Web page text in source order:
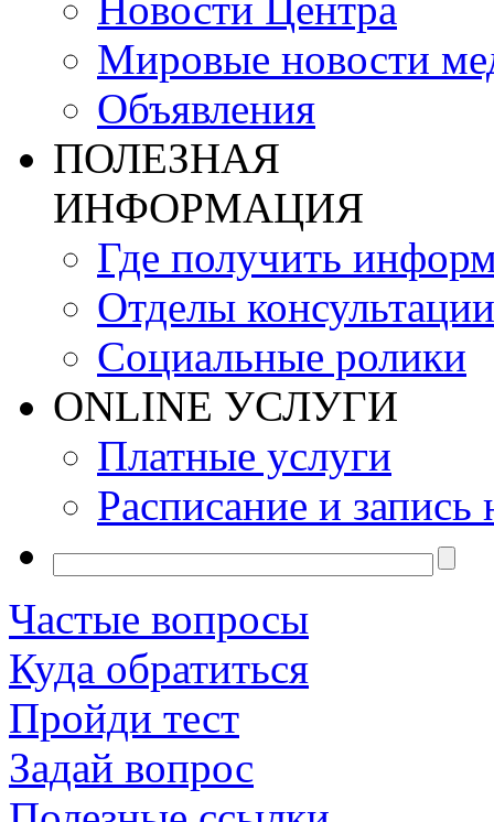
Мировые новости
Объявления
ПОЛЕЗНАЯ
ИНФОРМАЦИЯ
Где получить
Отделы консультации
Социальные ролики
ONLINE УСЛУГИ
Платные услуги
Расписание и запись
Частые вопросы
Куда обратиться
Пройди тест
Задай вопрос